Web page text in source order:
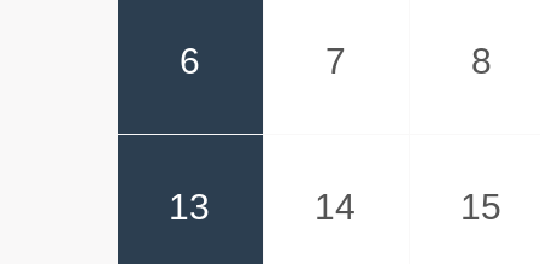
6 7 8
13 14 15